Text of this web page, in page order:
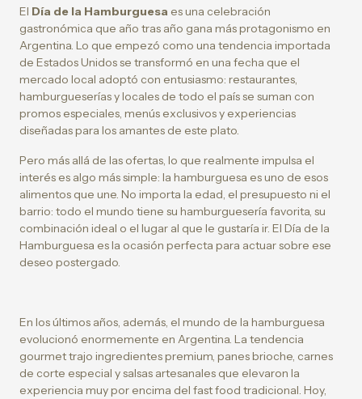
El Día de la Hamburguesa es una celebración
gastronómica que año tras año gana más protagonismo en
Argentina. Lo que empezó como una tendencia importada
de Estados Unidos se transformó en una fecha que el
mercado local adoptó con entusiasmo: restaurantes,
hamburgueserías y locales de todo el país se suman con
promos especiales, menús exclusivos y experiencias
diseñadas para los amantes de este plato.
Pero más allá de las ofertas, lo que realmente impulsa el
interés es algo más simple: la hamburguesa es uno de esos
alimentos que une. No importa la edad, el presupuesto ni el
barrio: todo el mundo tiene su hamburguesería favorita, su
combinación ideal o el lugar al que le gustaría ir. El Día de la
Hamburguesa es la ocasión perfecta para actuar sobre ese
deseo postergado.
En los últimos años, además, el mundo de la hamburguesa
evolucionó enormemente en Argentina. La tendencia
gourmet trajo ingredientes premium, panes brioche, carnes
de corte especial y salsas artesanales que elevaron la
experiencia muy por encima del fast food tradicional. Hoy,